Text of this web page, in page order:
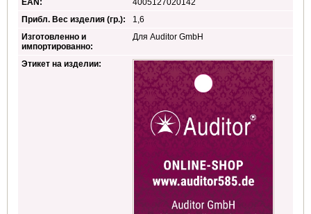
EAN:
4005127020142
Прибл. Вес изделия (гр.):
1,6
Изготовленно и
импортированно:
Для Auditor GmbH
Этикет на изделии: